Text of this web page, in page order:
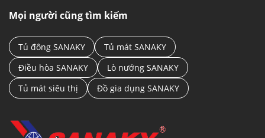
Mọi người cũng tìm kiếm
Tủ đông SANAKY
Tủ mát SANAKY
Điều hòa SANAKY
Lò nướng SANAKY
Tủ mát siêu thị
Đồ gia dụng SANAKY